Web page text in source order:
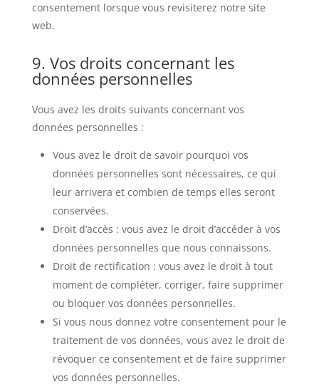
consentement lorsque vous revisiterez notre site
web.
9. Vos droits concernant les
données personnelles
Vous avez les droits suivants concernant vos
données personnelles :
Vous avez le droit de savoir pourquoi vos
données personnelles sont nécessaires, ce qui
leur arrivera et combien de temps elles seront
conservées.
Droit d’accès : vous avez le droit d’accéder à vos
données personnelles que nous connaissons.
Droit de rectification : vous avez le droit à tout
moment de compléter, corriger, faire supprimer
ou bloquer vos données personnelles.
Si vous nous donnez votre consentement pour le
traitement de vos données, vous avez le droit de
révoquer ce consentement et de faire supprimer
vos données personnelles.